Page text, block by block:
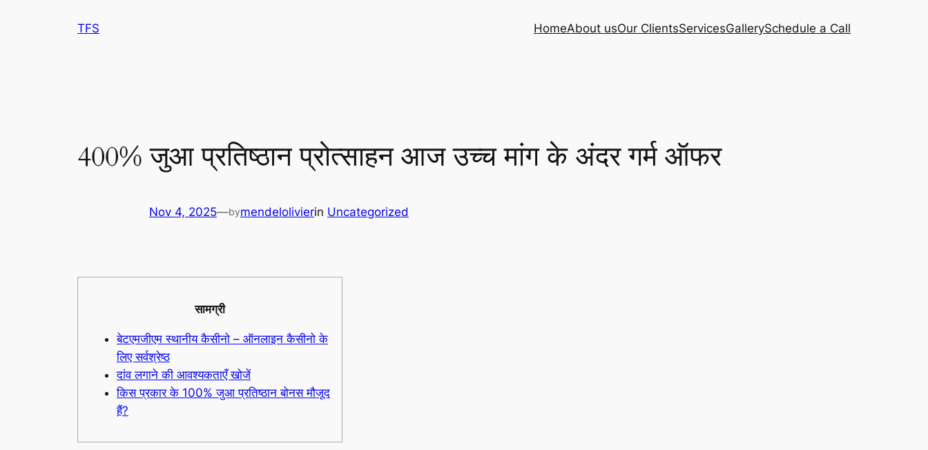
TFS HomeAbout usOur ClientsServicesGallerySchedule a Call
400% जुआ प्रतिष्ठान प्रोत्साहन आज उच्च मांग के अंदर गर्म ऑफर
Nov 4, 2025—bymendelolivierin Uncategorized
सामग्री
बेटएमजीएम स्थानीय कैसीनो – ऑनलाइन कैसीनो के
लिए सर्वश्रेष्ठ
दांव लगाने की आवश्यकताएँ खोजें
किस प्रकार के 100% जुआ प्रतिष्ठान बोनस मौजूद
हैं?